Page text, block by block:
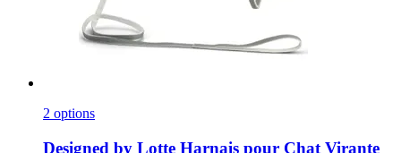
2 options
Designed by Lotte Harnais pour Chat Virante